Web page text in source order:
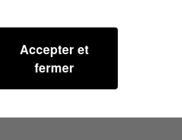
Accepter et
fermer